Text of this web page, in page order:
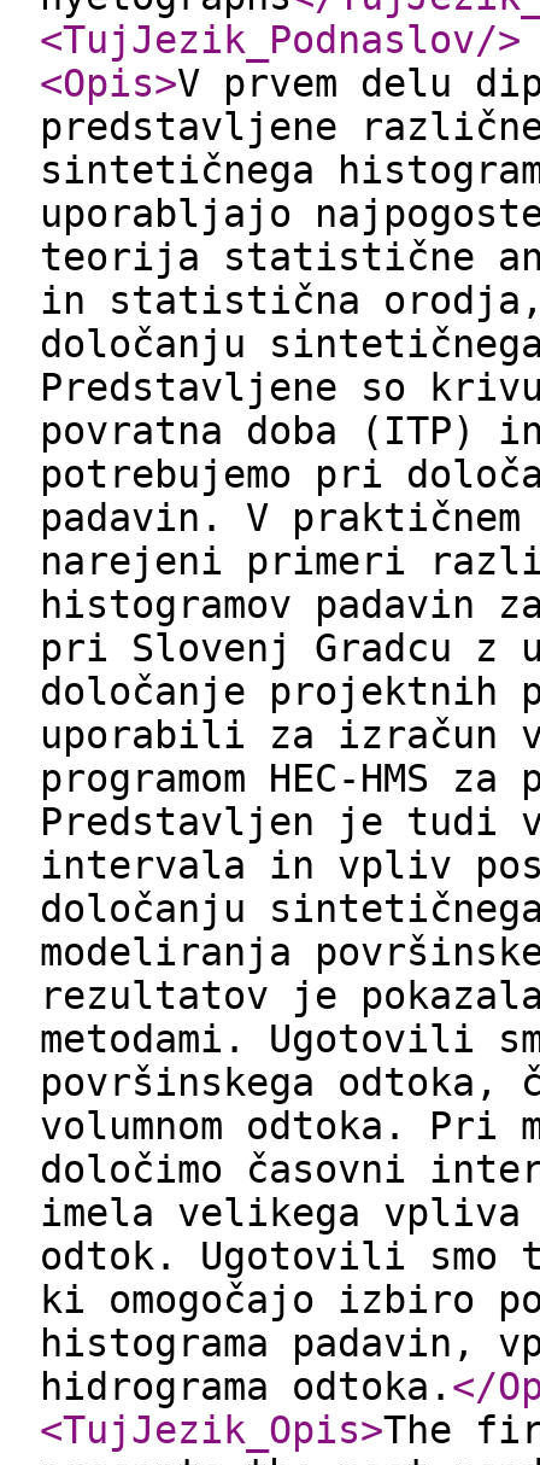
<TujJezik_Podnaslov/>
<Opis>V prvem delu
predstavljene
sintetičnega
uporabljajo
teorija statistične
in statistična
določanju
Predstavljene so
povratna doba
potrebujemo pri
padavin. V
narejeni primeri
histogramov padavin
pri Slovenj Gradcu z
določanje projektnih
uporabili za izračun
programom HEC-HMS
Predstavljen je tudi
intervala in vpliv
določanju
modeliranja
rezultatov je
metodami. Ugotovili
površinskega odtoka,
volumnom odtoka.
določimo časovni
imela velikega
odtok. Ugotovili smo
ki omogočajo izbiro
histograma padavin,
hidrograma odtoka. </
<TujJezik_Opis>The